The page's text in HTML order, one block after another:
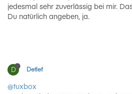
jedesmal sehr zuverlässig bei mir.
Du natürlich angeben, ja.
D Detlef
@tuxbox